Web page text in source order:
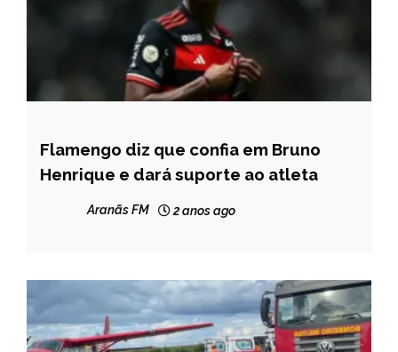
BRASIL
ESPORTES
NOTÍCIAS
Flamengo diz que confia em Bruno
Henrique e dará suporte ao atleta
Aranãs FM 2 anos ago